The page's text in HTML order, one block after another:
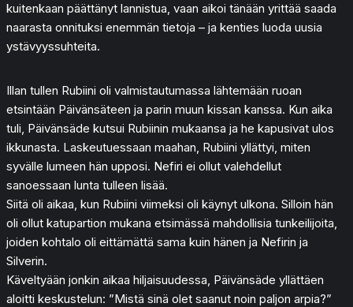
kuitenkaan päättänyt lannistua, vaan aikoi tänään yrittää saada
naarasta onnituksi enemmän tietoja – ja kenties luoda uusia
ystävyyssuhteita.
Illan tullen Rubiini oli valmistautumassa lähtemään ruoan
etsintään Päivänsäteen ja parin muun kissan kanssa. Kun aika
tuli, Päivänsäde kutsui Rubiinin mukaansa ja he kapusivat ulos
ikkunasta. Laskeutuessaan maahan, Rubiini yllättyi, miten
syvälle lumeen hän upposi. Nefiri ei ollut valehdellut
sanoessaan lunta tulleen lisää.
Siitä oli aikaa, kun Rubiini viimeksi oli käynyt ulkona. Silloin hän
oli ollut katupartion mukana etsimässä mahdollisia tunkeilijoita,
joiden kohtalo oli eittämättä sama kuin hänen ja Nefirin ja
Silverin.
Käveltyään jonkin aikaa hiljaisuudessa, Päivänsäde yllättäen
aloitti keskustelun: ”Mistä sinä olet saanut noin paljon arpia?”